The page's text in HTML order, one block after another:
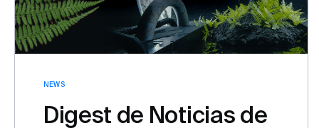
NEWS
Digest de Noticias de